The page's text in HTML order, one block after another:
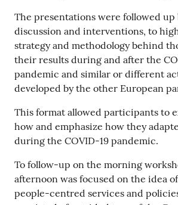
The presentations were followed up
discussion and interventions, to
strategy and methodology behind
their results during and after the
pandemic and similar or different
developed by the other European
This format allowed participants to
how and emphasize how they
during the COVID-19 pandemic.
To follow-up on the morning
afternoon was focused on the idea
people-centred services and